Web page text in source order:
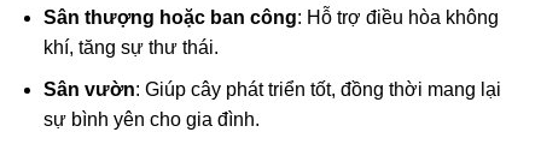
Sân thượng hoặc ban công: Hỗ trợ điều hòa không
khí, tăng sự thư thái.
Sân vườn: Giúp cây phát triển tốt, đồng thời mang lại
sự bình yên cho gia đình.